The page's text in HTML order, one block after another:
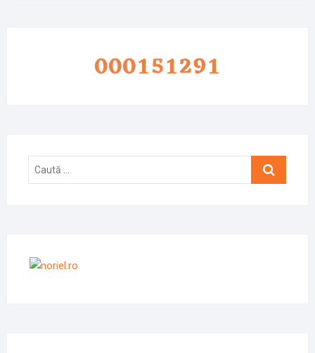
Caută